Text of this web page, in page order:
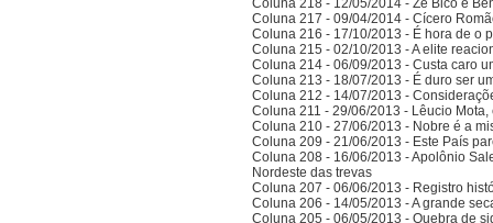
Coluna 218 - 12/05/2014 - Zé Bico e
Coluna 217 - 09/04/2014 - Cícero
Coluna 216 - 17/10/2013 - É hora de o
Coluna 215 - 02/10/2013 - A elite
Coluna 214 - 06/09/2013 - Custa caro
Coluna 213 - 18/07/2013 - É duro ser
Coluna 212 - 14/07/2013 -
Coluna 211 - 29/06/2013 - Lêucio
Coluna 210 - 27/06/2013 - Nobre é a
Coluna 209 - 21/06/2013 - Este País
Coluna 208 - 16/06/2013 - Apolônio
Nordeste das trevas
Coluna 207 - 06/06/2013 - Registro
Coluna 206 - 14/05/2013 - A grande
Coluna 205 - 06/05/2013 - Quebra de